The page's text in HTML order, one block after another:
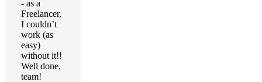
- as a
Freelancer,
I couldn’t
work (as
easy)
without it!!
Well done,
team!